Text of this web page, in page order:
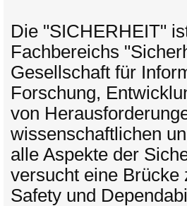
Die "SICHERHEIT"
Fachbereichs
Gesellschaft für
Forschung,
von
wissenschaftlichen
alle Aspekte der
versucht eine Brücke
Safety und